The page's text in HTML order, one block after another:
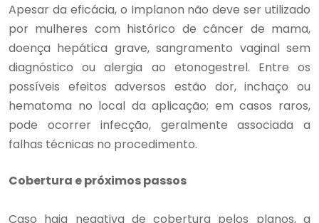
Apesar da eficácia, o Implanon não deve ser utilizado
por mulheres com histórico de câncer de mama,
doença hepática grave, sangramento vaginal sem
diagnóstico ou alergia ao etonogestrel. Entre os
possíveis efeitos adversos estão dor, inchaço ou
hematoma no local da aplicação; em casos raros,
pode ocorrer infecção, geralmente associada a
falhas técnicas no procedimento.
Cobertura e próximos passos
Caso haja negativa de cobertura pelos planos, a